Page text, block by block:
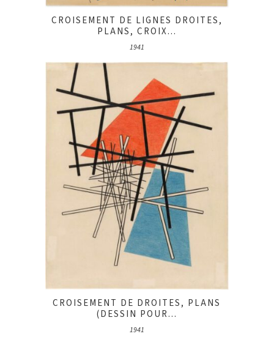
CROISEMENT DE LIGNES DROITES,
PLANS, CROIX...
1941
CROISEMENT DE DROITES, PLANS
(DESSIN POUR...
1941